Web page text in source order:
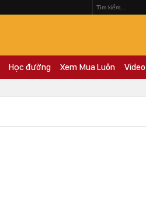
Học đường Xem Mua Luôn Video